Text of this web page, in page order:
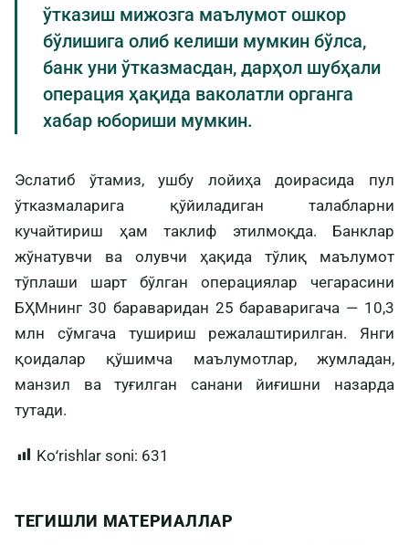
ўтказиш мижозга маълумот ошкор
бўлишига олиб келиши мумкин бўлса,
банк уни ўтказмасдан, дарҳол шубҳали
операция ҳақида ваколатли органга
хабар юбориши мумкин.
Эслатиб ўтамиз, ушбу лойиҳа доирасида пул
ўтказмаларига қўйиладиган талабларни
кучайтириш ҳам таклиф этилмоқда. Банклар
жўнатувчи ва олувчи ҳақида тўлиқ маълумот
тўплаши шарт бўлган операциялар чегарасини
БҲМнинг 30 бараваридан 25 бараваригача — 10,3
млн сўмгача тушириш режалаштирилган. Янги
қоидалар қўшимча маълумотлар, жумладан,
манзил ва туғилган санани йиғишни назарда
тутади.
Koʻrishlar soni: 631
ТЕГИШЛИ МАТЕРИАЛЛАР